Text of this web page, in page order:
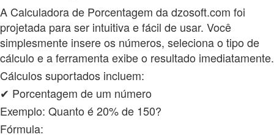
A Calculadora de Porcentagem da dzosoft.com foi
projetada para ser intuitiva e fácil de usar. Você
simplesmente insere os números, seleciona o tipo de
cálculo e a ferramenta exibe o resultado imediatamente.
Cálculos suportados incluem:
✔ Porcentagem de um número
Exemplo: Quanto é 20% de 150?
Fórmula: